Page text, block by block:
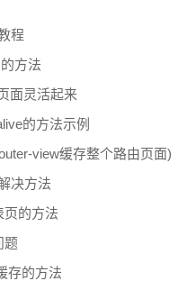
程
方法
面灵活起来
的方法示例
view缓存整个路由页面)
决方法
页的方法
题
存的方法